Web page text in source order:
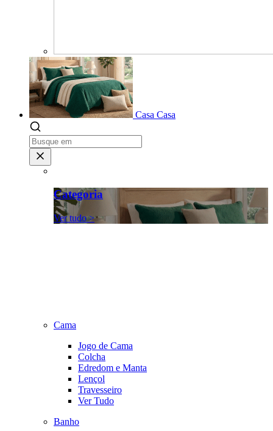
Casa Casa
Categoria
Ver tudo >
Cama
Jogo de Cama
Colcha
Edredom e Manta
Lençol
Travesseiro
Ver Tudo
Banho